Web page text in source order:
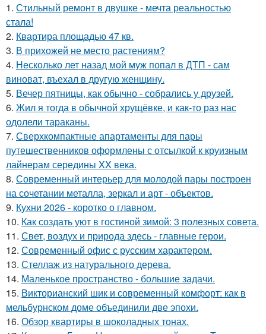
1. Стильный ремонт в двушке - мечта реальностью
стала!
2. Квартира площадью 47 кв.
3. В прихожей не место растениям?
4. Несколько лет назад мой муж попал в ДТП - сам
виноват, въехал в другую женщину.
5. Вечер пятницы, как обычно - собрались у друзей.
6. Жил я тогда в обычной хрущёвке, и как-то раз нас
одолели тараканы.
7. Сверхкомпактные апартаменты для пары
путешественников оформлены с отсылкой к круизным
лайнерам середины XX века.
8. Современный интерьер для молодой пары построен
на сочетании металла, зеркал и арт - объектов.
9. Кухни 2026 - коротко о главном.
10. Как создать уют в гостиной зимой: 3 полезных совета.
11. Свет, воздух и природа здесь - главные герои.
12. Современный офис с русским характером.
13. Стеллаж из натурального дерева.
14. Маленькое пространство - большие задачи.
15. Викторианский шик и современный комфорт: как в
мельбурнском доме объединили две эпохи.
16. Обзор квартиры в шоколадных тонах.